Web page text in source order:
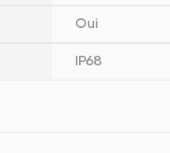
Oui
IP68